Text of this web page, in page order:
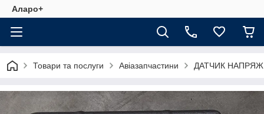
Аларо+
Товари та послуги Авіазапчастини ДАТЧИК